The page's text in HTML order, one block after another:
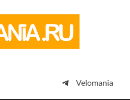
просто
Velomania